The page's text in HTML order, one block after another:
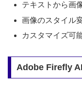
テキストから画
画像のスタイル
カスタマイズ可
Adobe Firefly